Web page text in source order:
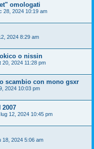
omologati
28, 2024 10:19 am
2024 8:29 am
o nissin
20, 2024 11:28 pm
scambio con mono gsxr
2024 10:03 pm
12, 2024 10:45 pm
18, 2024 5:06 am